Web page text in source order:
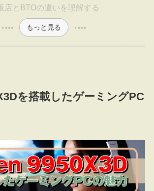
店とBTOの違いを理解する
もっと見る
を搭載したゲーミングPC